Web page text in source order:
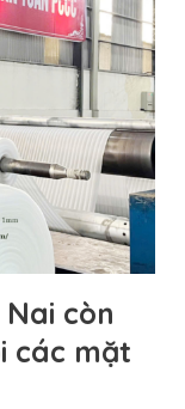
còn
các mặt